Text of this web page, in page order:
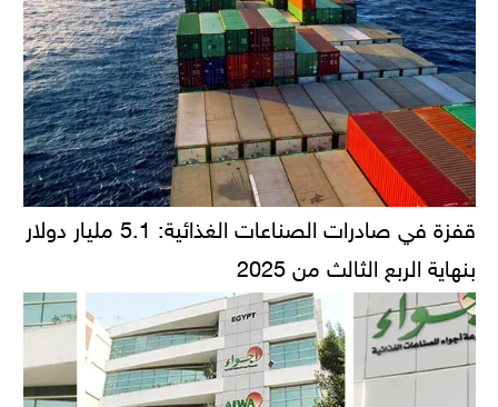
قفزة في صادرات الصناعات الغذائية: 5.1 مليار دولار
بنهاية الربع الثالث من 2025